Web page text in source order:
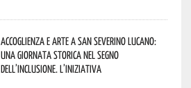
Accoglienza e arte a San Severino Lucano:
una giornata storica nel segno
dell’inclusione. L’iniziativa